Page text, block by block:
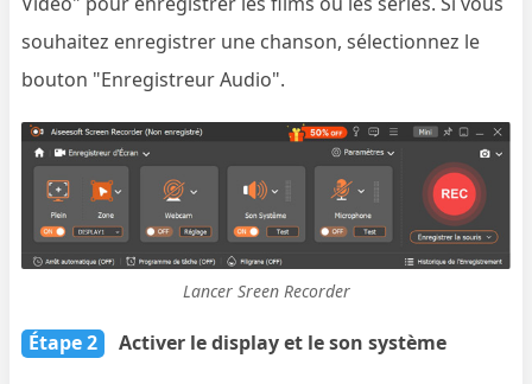
souhaitez enregistrer une chanson, sélectionnez le
bouton "Enregistreur Audio".
Lancer Sreen Recorder
Étape 2 Activer le display et le son système